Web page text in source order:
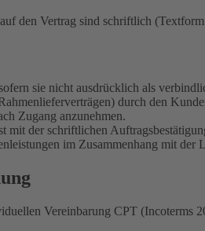
den Vertrag sind schriftlich
sie nicht ausdrücklich als
durch den
Zugang anzunehmen.
der schriftlichen
im Zusammenhang mit der
Vereinbarung CPT (Incoterms